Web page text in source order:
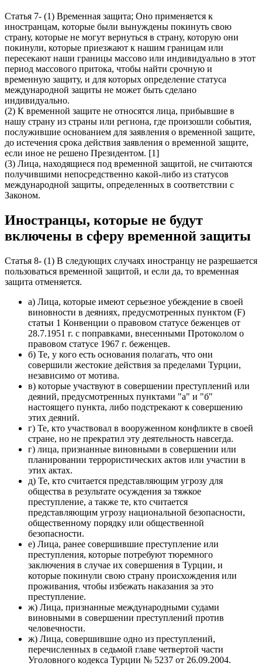
Статья 7- (1) Временная защита; Оно применяется к
иностранцам, которые были вынуждены покинуть свою
страну, которые не могут вернуться в страну, которую они
покинули, которые приезжают к нашим границам или
пересекают наши границы массово или индивидуально в этот
период массового притока, чтобы найти срочную и
временную защиту, и для которых определение статуса
международной защиты не может быть сделано
индивидуально.
(2) К временной защите не относятся лица, прибывшие в
нашу страну из страны или региона, где произошли события,
послужившие основанием для заявления о временной защите,
до истечения срока действия заявления о временной защите,
если иное не решено Президентом. [1]
(3) Лица, находящиеся под временной защитой, не считаются
получившими непосредственно какой-либо из статусов
международной защиты, определенных в соответствии с
Законом.
Иностранцы, которые не будут
включены в сферу временной защиты
Статья 8- (1) В следующих случаях иностранцу не разрешается
пользоваться временной защитой, и если да, то временная
защита отменяется.
а) Лица, которые имеют серьезное убеждение в своей
виновности в деяниях, предусмотренных пунктом (F)
статьи 1 Конвенции о правовом статусе беженцев от
28.7.1951 г. с поправками, внесенными Протоколом о
правовом статусе 1967 г. беженцев.
б) Те, у кого есть основания полагать, что они
совершили жестокие действия за пределами Турции,
независимо от мотива.
в) которые участвуют в совершении преступлений или
деяний, предусмотренных пунктами "а" и "б"
настоящего пункта, либо подстрекают к совершению
этих деяний.
г) Те, кто участвовал в вооруженном конфликте в своей
стране, но не прекратил эту деятельность навсегда.
г) лица, признанные виновными в совершении или
планировании террористических актов или участии в
этих актах.
д) Те, кто считается представляющим угрозу для
общества в результате осуждения за тяжкое
преступление, а также те, кто считается
представляющим угрозу национальной безопасности,
общественному порядку или общественной
безопасности.
е) Лица, ранее совершившие преступление или
преступления, которые потребуют тюремного
заключения в случае их совершения в Турции, и
которые покинули свою страну происхождения или
проживания, чтобы избежать наказания за это
преступление.
ж) Лица, признанные международными судами
виновными в совершении преступлений против
человечности.
ж) Лица, совершившие одно из преступлений,
перечисленных в седьмой главе четвертой части
Уголовного кодекса Турции № 5237 от 26.09.2004.